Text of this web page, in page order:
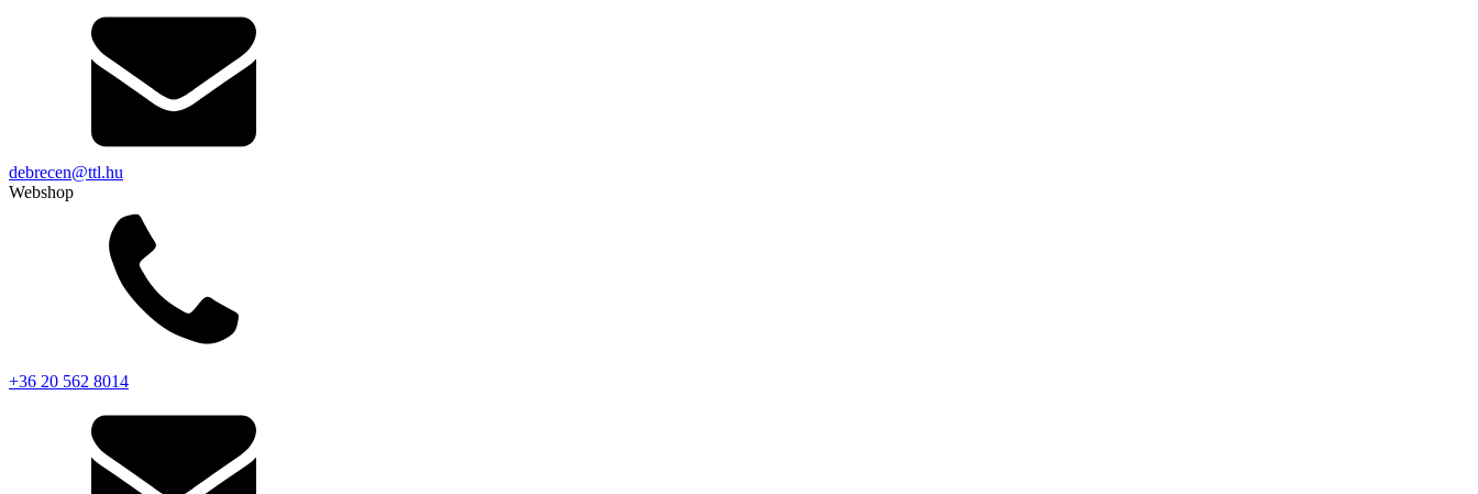
debrecen@ttl.hu
Webshop
+36 20 562 8014